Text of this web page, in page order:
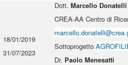
18/01/2019
31/07/2023
Dott. Marcello Donatelli
CREA-AA Centro di
Sottoprogetto
Dr. Paolo Menesatti